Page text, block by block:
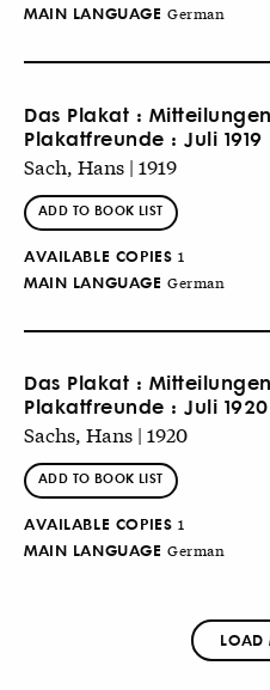
MAIN LANGUAGE German
Das Plakat :
Plakatfreunde : Juli 1919
Sach, Hans | 1919
ADD TO BOOK LIST
AVAILABLE COPIES 1
MAIN LANGUAGE German
Das Plakat :
Plakatfreunde : Juli 1920
Sachs, Hans | 1920
ADD TO BOOK LIST
AVAILABLE COPIES 1
MAIN LANGUAGE German
LOAD